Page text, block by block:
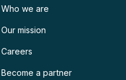
Who we are
Our mission
Careers
Become a partner